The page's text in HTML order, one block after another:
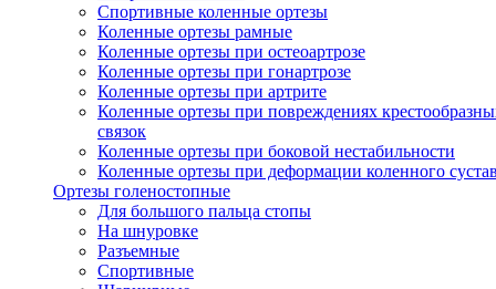
Спортивные коленные ортезы
Коленные ортезы рамные
Коленные ортезы при остеоартрозе
Коленные ортезы при гонартрозе
Коленные ортезы при артрите
Коленные ортезы при повреждениях
связок
Коленные ортезы при боковой нестабильности
Коленные ортезы при деформации коленного
Ортезы голеностопные
Для большого пальца стопы
На шнуровке
Разъемные
Спортивные